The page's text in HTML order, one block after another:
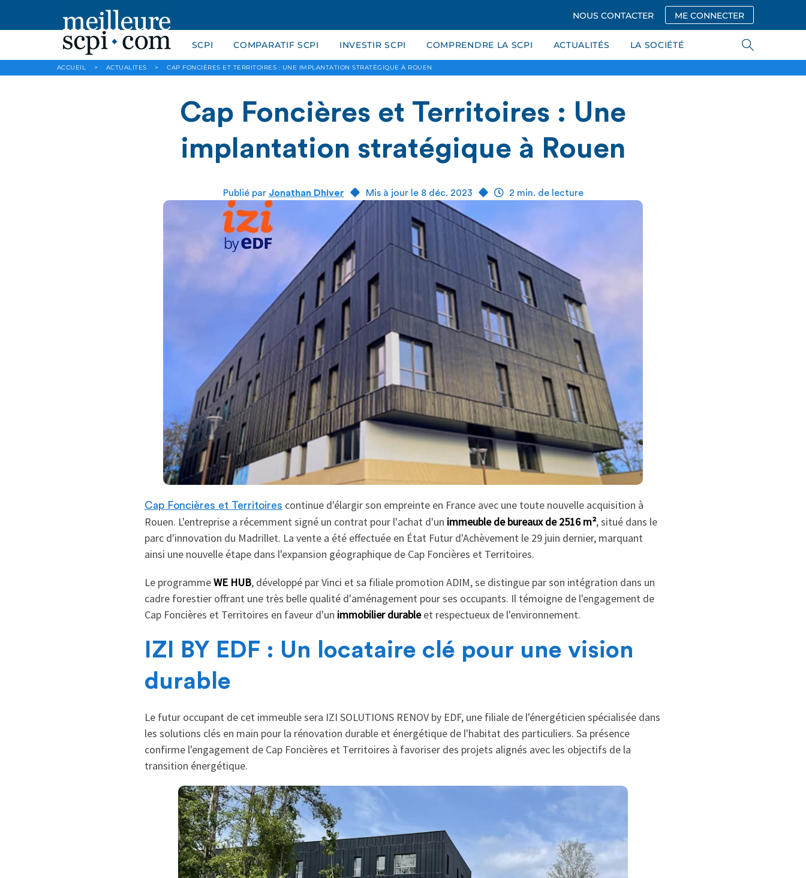
NOUS CONTACTER ME CONNECTER
SCPI COMPARATIF SCPI INVESTIR SCPI COMPRENDRE LA SCPI ACTUALITÉS LA SOCIÉTÉ
ACCUEIL > ACTUALITES > CAP FONCIÈRES ET TERRITOIRES : UNE IMPLANTATION STRATÉGIQUE À ROUEN
Cap Foncières et Territoires : Une
implantation stratégique à Rouen
Publié par Jonathan Dhiver Mis à jour le 8 déc. 2023 2 min. de lecture
Cap Foncières et Territoires continue d'élargir son empreinte en France avec une toute nouvelle acquisition à
Rouen. L'entreprise a récemment signé un contrat pour l'achat d'un immeuble de bureaux de 2516 m², situé dans le
parc d'innovation du Madrillet. La vente a été effectuée en État Futur d'Achèvement le 29 juin dernier, marquant
ainsi une nouvelle étape dans l'expansion géographique de Cap Foncières et Territoires.
Le programmeWE HUB, développé par Vinci et sa filiale promotion ADIM, se distingue par son intégration dans un
cadre forestier offrant une très belle qualité d'aménagement pour ses occupants. Il témoigne de l'engagement de
Cap Foncières et Territoires en faveur d'un immobilier durableet respectueux de l'environnement.
IZI BY EDF : Un locataire clé pour une vision
durable
Le futur occupant de cet immeuble sera IZI SOLUTIONS RENOV by EDF, une filiale de l'énergéticien spécialisée dans
les solutions clés en main pour la rénovation durable et énergétique de l'habitat des particuliers. Sa présence
confirme l'engagement de Cap Foncières et Territoires à favoriser des projets alignés avec les objectifs de la
transition énergétique.